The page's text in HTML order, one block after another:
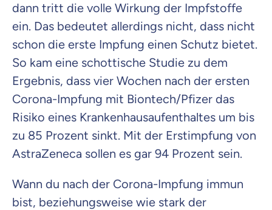
dann tritt die volle Wirkung der Impfstoffe
ein. Das bedeutet allerdings nicht, dass nicht
schon die erste Impfung einen Schutz bietet.
So kam eine schottische Studie zu dem
Ergebnis, dass vier Wochen nach der ersten
Corona-Impfung mit Biontech/Pfizer das
Risiko eines Krankenhausaufenthaltes um bis
zu 85 Prozent sinkt. Mit der Erstimpfung von
AstraZeneca sollen es gar 94 Prozent sein.
Wann du nach der Corona-Impfung immun
bist, beziehungsweise wie stark der